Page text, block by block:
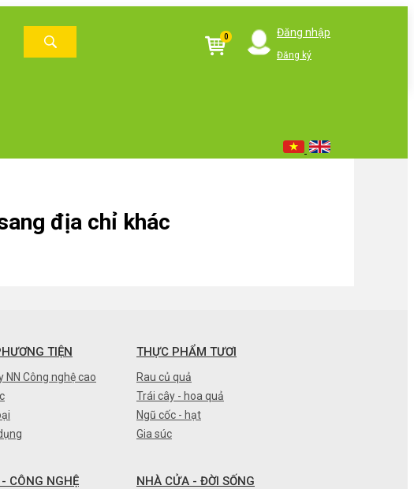
0 Đăng nhập
Đăng ký
địa chỉ khác
TIỆN
NN Công nghệ cao
THỰC PHẨM TƯƠI
Rau củ quả
Trái cây - hoa quả
Ngũ cốc - hạt
Gia súc
CÔNG NGHỆ NHÀ CỬA - ĐỜI SỐNG